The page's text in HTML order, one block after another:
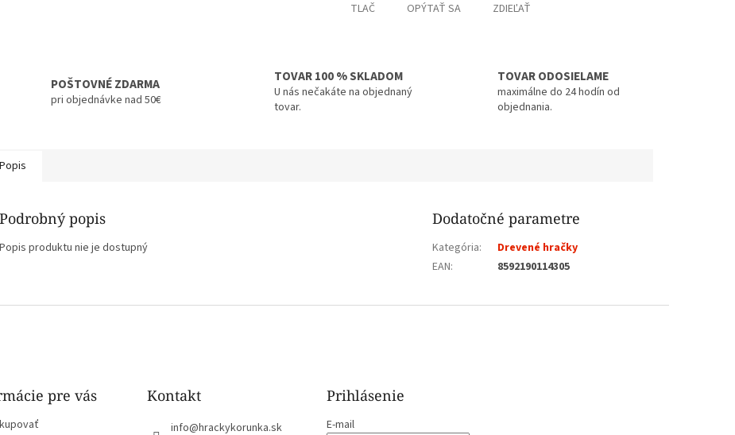
TLAČ OPÝTAŤ SA ZDIEĽAŤ
POŠTOVNÉ ZDARMA
pri objednávke nad 50€
TOVAR 100 % SKLADOM
U nás nečakáte na objednaný
tovar.
TOVAR ODOSIELAME
maximálne do 24 hodín od
objednania.
Popis
Podrobný popis
Popis produktu nie je dostupný
Dodatočné parametre
Kategória:
Drevené hračky
EAN: 8592190114305
pre vás Kontakt
info@hrackykorunka.sk
Prihlásenie
E-mail